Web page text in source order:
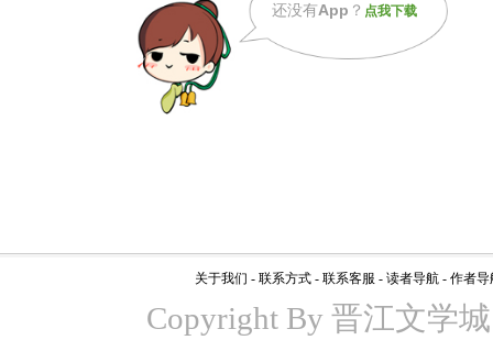
还没有App ？ 点我下载
关于我们 - 联系方式 - 联系客服 - 读者导航 - 作者导
Copyright By 晋江文学